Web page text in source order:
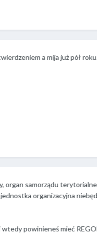
a mija już pół
samorządu
organizacyjna
powinieneś mieć